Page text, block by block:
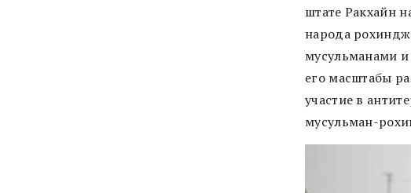
штате Ракхайн
народа
мусульманами и
его масштабы
участие в
мусульман-